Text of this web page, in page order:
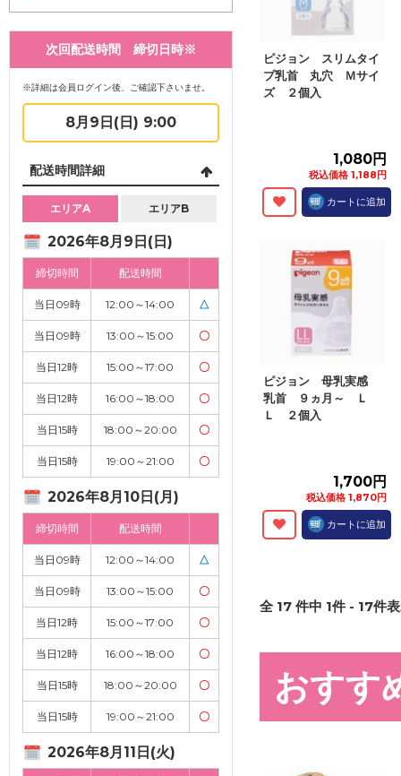
次回配送時間 締切日時※
※詳細は会員ログイン後、ご確認下さいませ。
8月9日(日) 9:00
配送時間詳細
エリアA エリアB
2026年8月9日(日)
締切時間 配送時間
当日09時 12:00～14:00 △
当日09時 13:00～15:00 〇
当日12時 15:00～17:00 〇
当日12時 16:00～18:00 〇
当日15時 18:00～20:00 〇
当日15時 19:00～21:00 〇
2026年8月10日(月)
締切時間 配送時間
当日09時 12:00～14:00 △
当日09時 13:00～15:00 〇
当日12時 15:00～17:00 〇
当日12時 16:00～18:00 〇
当日15時 18:00～20:00 〇
当日15時 19:00～21:00 〇
2026年8月11日(火)
ピジョン スリムタイ
プ乳首 丸穴 Ｍサイ
ズ ２個入
1,080円
税込価格 1,188円
カートに追加
ピジョン 母乳実感
乳首 ９ヵ月～ Ｌ
Ｌ ２個入
1,700円
税込価格 1,870円
カートに追加
全 17 件中 1件 - 17件
おすす